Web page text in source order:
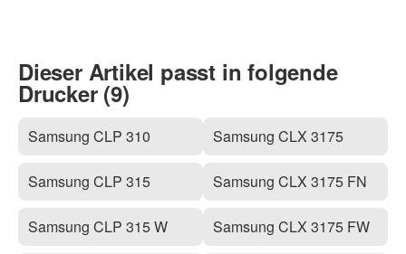
Dieser Artikel passt in folgende
Drucker (9)
Samsung CLP 310
Samsung CLP 315
Samsung CLP 315 W
Samsung CLX 3175
Samsung CLX 3175 FN
Samsung CLX 3175 FW